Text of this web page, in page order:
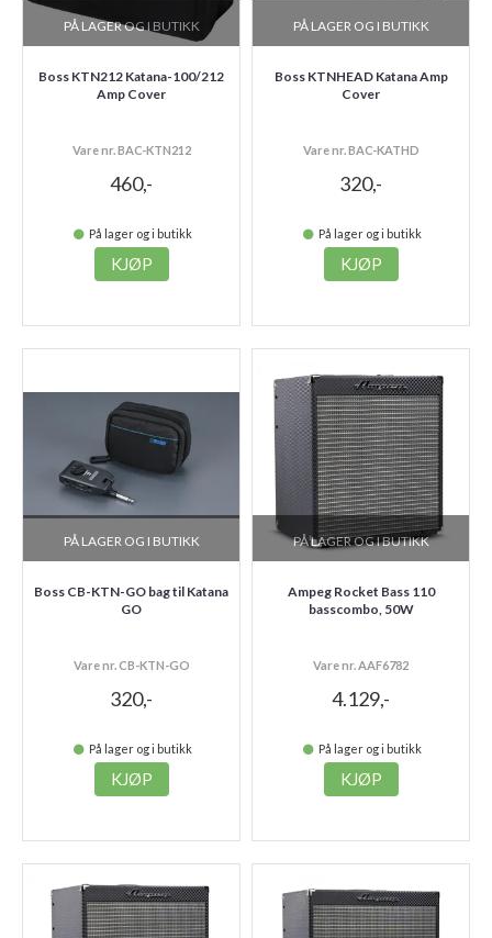
PÅ LAGER OG I BUTIKK
Boss KTN212 Katana-100/212
Amp Cover
Vare nr. BAC-KTN212
460,-
På lager og i butikk
KJØP
PÅ LAGER OG I BUTIKK
Boss KTNHEAD Katana Amp
Cover
Vare nr. BAC-KATHD
320,-
På lager og i butikk
KJØP
PÅ LAGER OG I BUTIKK
Boss CB-KTN-GO bag til Katana
GO
Vare nr. CB-KTN-GO
320,-
På lager og i butikk
KJØP
PÅ LAGER OG I BUTIKK
Ampeg Rocket Bass 110
basscombo, 50W
Vare nr. AAF6782
4.129,-
På lager og i butikk
KJØP